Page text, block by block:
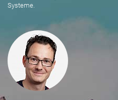
Systeme.